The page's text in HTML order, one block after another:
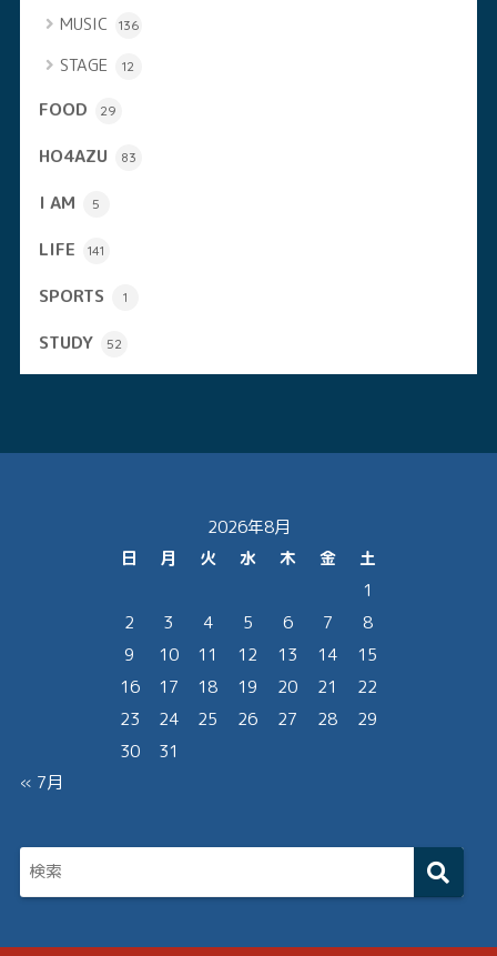
MUSIC 136
STAGE 12
FOOD 29
HO4AZU 83
I AM 5
LIFE 141
SPORTS 1
STUDY 52
2026年8月
日
月 火 水 木 金
土
1
2
3 4 5 6 7
8
9
10 11 12 13 14
15
16
17 18 19 20 21
22
23
24 25 26 27 28
29
30
31
« 7月